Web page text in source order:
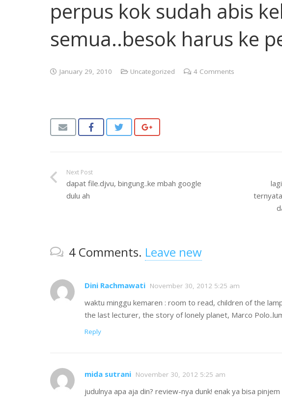
perpus kok sudah abis
semua..besok harus ke
January 29, 2010 Uncategorized 4 Comments
Next Post
dapat file.djvu, bingung..ke mbah google
dulu ah
4 Comments. Leave new
Dini Rachmawati November 30, 2012 5:25 am
waktu minggu kemaren : room to read, children of the
the last lecturer, the story of lonely planet, Marco
Reply
mida sutrani November 30, 2012 5:25 am
judulnya apa aja din? review-nya dunk! enak ya bisa